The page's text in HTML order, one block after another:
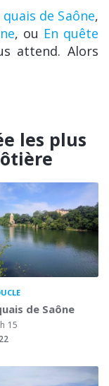
de Saône,
, ou En quête
attend. Alors
les plus
de Saône
15
22